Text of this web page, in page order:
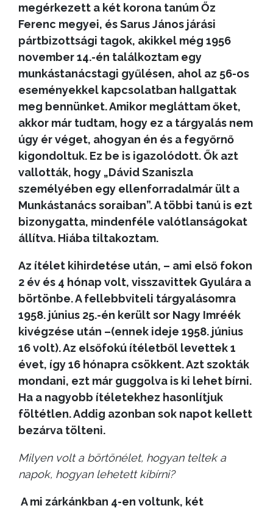
megérkezett a két korona tanúm Őz
Ferenc megyei, és Sarus János járási
pártbizottsági tagok, akikkel még 1956
november 14.-én találkoztam egy
munkástanácstagi gyűlésen, ahol az 56-os
eseményekkel kapcsolatban hallgattak
meg bennünket. Amikor megláttam őket,
akkor már tudtam, hogy ez a tárgyalás nem
úgy ér véget, ahogyan én és a fegyőrnő
kigondoltuk. Ez be is igazolódott. Ők azt
vallották, hogy „Dávid Szaniszla
személyében egy ellenforradalmár ült a
Munkástanács soraiban”. A többi tanú is ezt
bizonygatta, mindenféle valótlanságokat
állítva. Hiába tiltakoztam.
Az ítélet kihirdetése után, – ami első fokon
2 év és 4 hónap volt, visszavittek Gyulára a
börtönbe. A fellebbviteli tárgyalásomra
1958. június 25.-én került sor Nagy Imréék
kivégzése után –(ennek ideje 1958. június
16 volt). Az elsőfokú ítéletből levettek 1
évet, így 16 hónapra csökkent. Azt szokták
mondani, ezt már guggolva is ki lehet bírni.
Ha a nagyobb ítéletekhez hasonlítjuk
föltétlen. Addig azonban sok napot kellett
bezárva tölteni.
Milyen volt a börtönélet, hogyan teltek a
napok, hogyan lehetett kibírni?
A mi zárkánkban 4-en voltunk, két